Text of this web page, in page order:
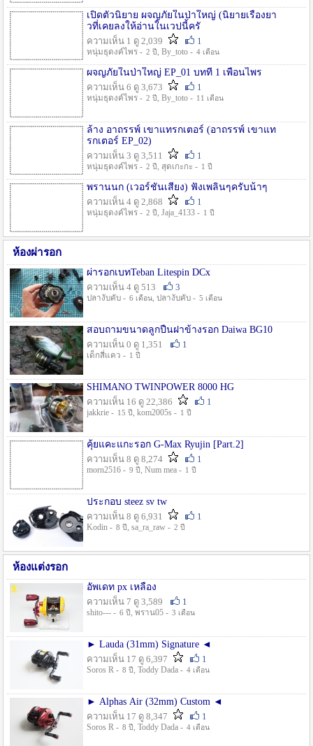
เปิดตัวนิยาย ผจญภัยในป่าใหญ่ (นิยายเรื่องยา
วที่เคยลงให้อ่านในเวปนี้ครั
ความเห็น 1 ดู 2,039
1
หนุ่มธุดงค์ไพร - 2 ปี , By_toto - 4 เดือน
ผจญภัยในป่าใหญ่ EP_01 บทที่ 1 เพื่อนไพร
ความเห็น 6 ดู 3,673
1
หนุ่มธุดงค์ไพร - 2 ปี , By_toto - 11 เดือน
ล้าง อาถรรพ์ เขาแทรกเตอร์ (อาถรรพ์ เขาแท
รกเตอร์ EP_02)
ความเห็น 3 ดู 3,511
1
หนุ่มธุดงค์ไพร - 2 ปี , สุดเกะกะ - 1 ปี
พรานนก (เวอร์ชั่นเสียง) ฟังเพลินๆครับน้าๆ
ความเห็น 4 ดู 2,868
1
หนุ่มธุดงค์ไพร - 2 ปี , Jaja_4133 - 1 ปี
ห้องผ่ารอก
ผ่ารอกเบทTeban Litespin DCx
ความเห็น 4 ดู 513
3
ปลางับคับ - 6 เดือน, ปลางับคับ - 5 เดือน
สอบถามขนาดลูกปืนฝาข้างรอก Daiwa BG10
ความเห็น 0 ดู 1,351
1
เด็กสี่แคว - 1 ปี
SHIMANO TWINPOWER 8000 HG
ความเห็น 16 ดู 22,386
1
jakkrie - 15 ปี , kom2005s - 1 ปี
คุ้ยแคะแกะรอก G-Max Ryujin [Part.2]
ความเห็น 8 ดู 8,274
1
morn2516 - 9 ปี , Num mea - 1 ปี
ประกอบ steez sv tw
ความเห็น 8 ดู 6,931
1
Kodin - 8 ปี , sa_ra_raw - 2 ปี
ห้องแต่งรอก
อัพเดท px เหลือง
ความเห็น 7 ดู 3,589
1
shito--- - 6 ปี , พราน05 - 3 เดือน
► Lauda (31mm) Signature ◄
ความเห็น 17 ดู 6,397
1
Soros R - 8 ปี , Toddy Dada - 4 เดือน
► Alphas Air (32mm) Custom ◄
ความเห็น 17 ดู 8,347
1
Soros R - 8 ปี , Toddy Dada - 4 เดือน